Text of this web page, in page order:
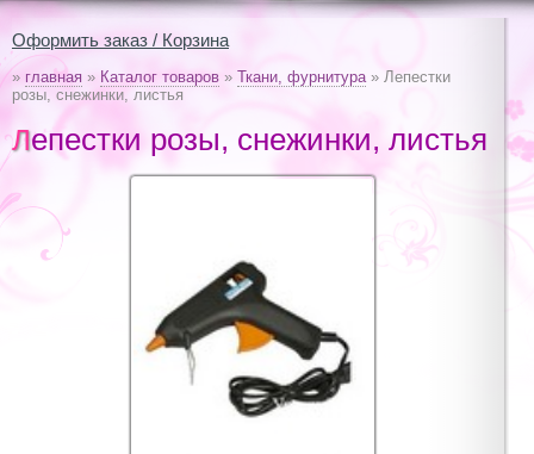
Оформить заказ / Корзина
» главная » Каталог товаров » Ткани, фурнитура» Лепестки
розы, снежинки, листья
Лепестки розы, снежинки, листья